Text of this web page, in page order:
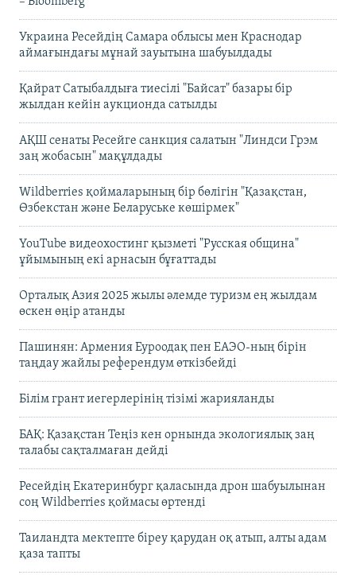
Украина Ресейдің Самара облысы мен Краснодар
аймағындағы мұнай зауытына шабуылдады
Қайрат Сатыбалдыға тиесілі "Байсат" базары бір
жылдан кейін аукционда сатылды
АҚШ сенаты Ресейге санкция салатын "Линдси Грэм
заң жобасын" мақұлдады
Wildberries қоймаларының бір бөлігін "Қазақстан,
Өзбекстан және Беларуське көшірмек"
YouTube видеохостинг қызметі "Русская община"
ұйымының екі арнасын бұғаттады
Орталық Азия 2025 жылы әлемде туризм ең жылдам
өскен өңір атанды
Пашинян: Армения Еуроодақ пен ЕАЭО-ның бірін
таңдау жайлы референдум өткізбейді
Білім грант иегерлерінің тізімі жарияланды
БАҚ: Қазақстан Теңіз кен орнында экологиялық заң
талабы сақталмаған дейді
Ресейдің Екатеринбург қаласында дрон шабуылынан
соң Wildberries қоймасы өртенді
Таиландта мектепте біреу қарудан оқ атып, алты адам
қаза тапты